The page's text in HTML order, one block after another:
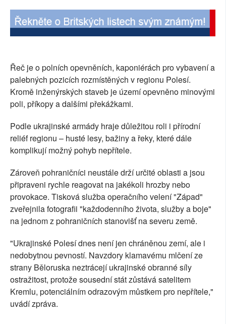
Řeč je o polních opevněních, kaponiérách pro vybavení a
palebných pozicích rozmístěných v regionu Polesí.
Kromě inženýrských staveb je území opevněno minovými
poli, příkopy a dalšími překážkami.
Podle ukrajinské armády hraje důležitou roli i přírodní
reliéf regionu – husté lesy, bažiny a řeky, které dále
komplikují možný pohyb nepřítele.
Zároveň pohraničníci neustále drží určité oblasti a jsou
připraveni rychle reagovat na jakékoli hrozby nebo
provokace. Tisková služba operačního velení "Západ"
zveřejnila fotografii "každodenního života, služby a boje"
na jednom z pohraničních stanovišť na severu země.
"Ukrajinské Polesí dnes není jen chráněnou zemí, ale i
nedobytnou pevností. Navzdory klamavému mlčení ze
strany Běloruska neztrácejí ukrajinské obranné síly
ostražitost, protože sousední stát zůstává satelitem
Kremlu, potenciálním odrazovým můstkem pro nepřítele,"
uvádí zpráva.